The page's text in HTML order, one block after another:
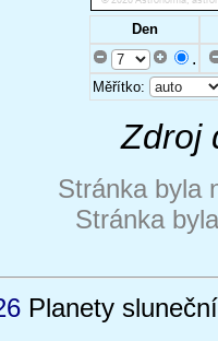
Den
.
Měřítko:
Zdroj
Stránka byla
Stránka
Planety